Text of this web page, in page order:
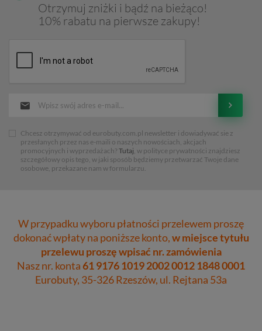
Otrzymuj zniżki i bądź na bieżąco!
10% rabatu na pierwsze zakupy!
Chcesz otrzymywać od eurobuty.com.pl newsletter i dowiadywać sie z
przesłanych przez nas e-maili o naszych nowościach, akcjach
promocyjnych i wyprzedażach? Tutaj, w polityce prywatności znajdziesz
szczegółowy opis tego, w jaki sposób będziemy przetwarzać Twoje dane
osobowe, przekazane nam w formularzu.
W przypadku wyboru płatności przelewem proszę
dokonać wpłaty na poniższe konto,w miejsce tytułu
przelewu proszę wpisać nr. zamówienia
Nasz nr. konta61 9176 1019 2002 0012 1848 0001
Eurobuty, 35-326 Rzeszów, ul. Rejtana 53a